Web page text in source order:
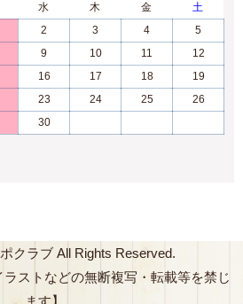
水 木 金
土
2 3 4
5
9 10 11
12
16 17 18
19
23 24 25
26
30
クラブ All Rights Reserved.
ラストなどの無断複写・転載等を禁じ
ます】